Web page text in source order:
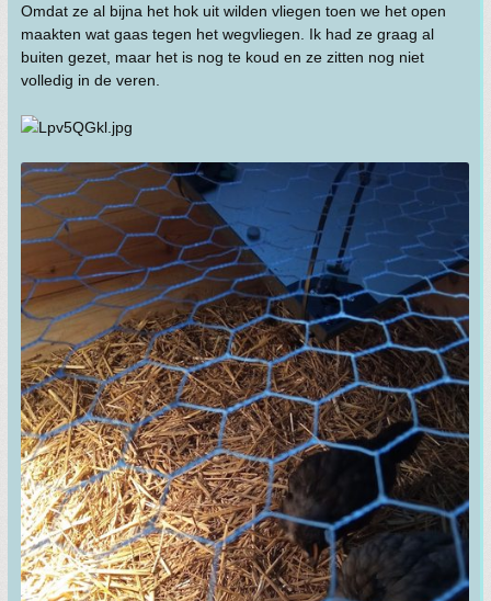
Omdat ze al bijna het hok uit wilden vliegen toen we het open
maakten wat gaas tegen het wegvliegen. Ik had ze graag al
buiten gezet, maar het is nog te koud en ze zitten nog niet
volledig in de veren.